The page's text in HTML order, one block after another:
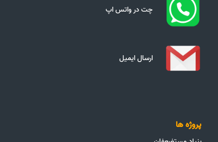
چت در واتس اپ
ارسال ایمیل
پروژه ها